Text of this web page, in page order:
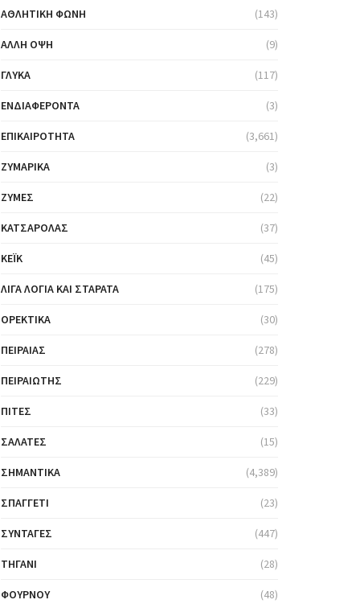
ΑΘΛΗΤΙΚΉ ΦΩΝΉ (143)
ΆΛΛΗ ΌΨΗ (9)
ΓΛΥΚΆ (117)
ΕΝΔΙΑΦΈΡΟΝΤΑ (3)
ΕΠΙΚΑΙΡΌΤΗΤΑ (3,661)
ΖΥΜΑΡΙΚΆ (3)
ΖΎΜΕΣ (22)
ΚΑΤΣΑΡΌΛΑΣ (37)
ΚΈΙΚ (45)
ΛΊΓΑ ΛΌΓΙΑ ΚΑΙ ΣΤΑΡΆΤΑ (175)
ΟΡΕΚΤΙΚΆ (30)
ΠΕΙΡΑΙΆΣ (278)
ΠΕΙΡΑΙΏΤΗΣ (229)
ΠΊΤΕΣ (33)
ΣΑΛΆΤΕΣ (15)
ΣΗΜΑΝΤΙΚΆ (4,389)
ΣΠΑΓΓΈΤΙ (23)
ΣΥΝΤΑΓΈΣ (447)
ΤΗΓΆΝΙ (28)
ΦΟΎΡΝΟΥ (48)